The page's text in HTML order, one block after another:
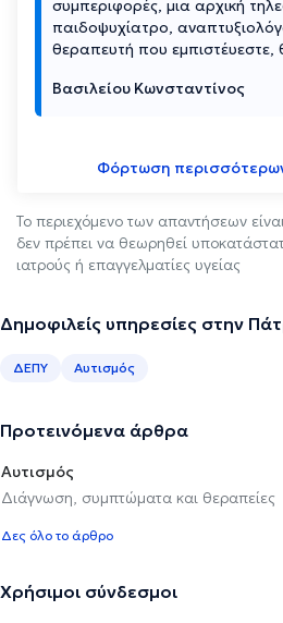
συμπεριφορές, μια αρχική
παιδοψυχίατρο,
θεραπευτή που εμπιστέυεστε,
Βασιλείου Κωνσταντίνος
Φόρτωση
Το περιεχόμενο των απαντήσεων
δεν πρέπει να θεωρηθεί
ιατρούς ή επαγγελματίες υγείας
Δημοφιλείς υπηρεσίες στην
ΔΕΠΥ Αυτισμός
Προτεινόμενα άρθρα
Αυτισμός
Διάγνωση, συμπτώματα και θεραπείες
Δες όλο το άρθρο
Χρήσιμοι σύνδεσμοι